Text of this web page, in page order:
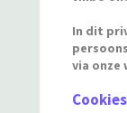
In dit
via onze
Cookies